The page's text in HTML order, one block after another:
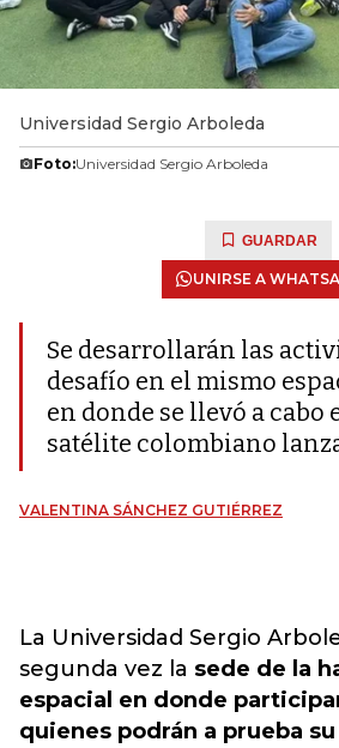
Universidad Sergio Arboleda
Foto:Universidad Sergio Arboleda
GUARDAR
UNIRSE A
Se desarrollarán las
desafío en el mismo
en donde se llevó a cabo
satélite colombiano
VALENTINA SÁNCHEZ GUTIÉRREZ
La Universidad Sergio
segunda vez la sede de la
espacial en donde
quienes podrán a prueba